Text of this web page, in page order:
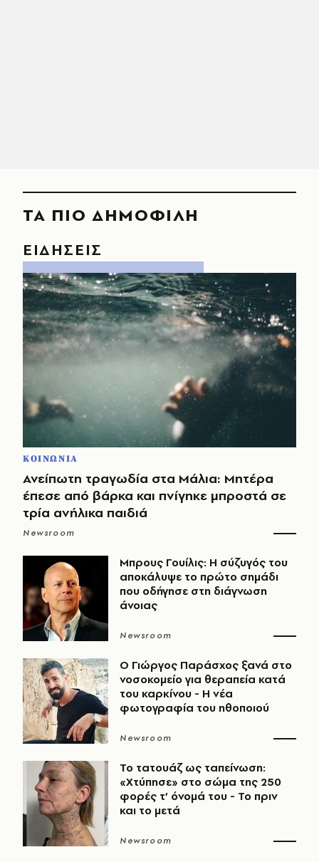
ΤΑ ΠΙΟ ΔΗΜΟΦΙΛΗ
ΕΙΔΗΣΕΙΣ
ΚΟΙΝΩΝΙΑ
Ανείπωτη τραγωδία στα Μάλια: Μητέρα
έπεσε από βάρκα και πνίγηκε μπροστά σε
τρία ανήλικα παιδιά
Newsroom
Μπρους Γουίλις: Η σύζυγός του
αποκάλυψε το πρώτο σημάδι
που οδήγησε στη διάγνωση
άνοιας
Newsroom
O Γιώργος Παράσχος ξανά στο
νοσοκομείο για θεραπεία κατά
του καρκίνου - Η νέα
φωτογραφία του ηθοποιού
Newsroom
Το τατουάζ ως ταπείνωση:
«Χτύπησε» στο σώμα της 250
φορές τ’ όνομά του - Το πριν
και το μετά
Newsroom